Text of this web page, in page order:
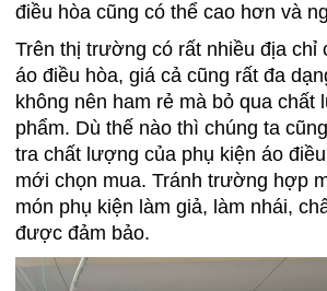
điều hòa cũng có thể cao hơn và
Trên thị trường có rất nhiều địa chỉ
áo điều hòa, giá cả cũng rất đa
không nên ham rẻ mà bỏ qua chất
phẩm. Dù thế nào thì chúng ta
tra chất lượng của phụ kiện áo
mới chọn mua. Tránh trường hợp
món phụ kiện làm giả, làm nhái,
được đảm bảo.